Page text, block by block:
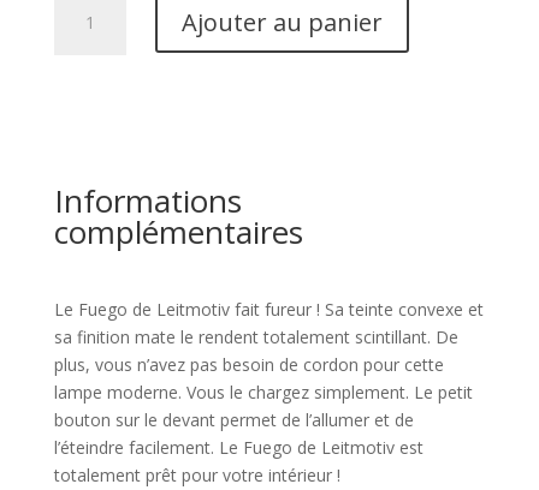
Ajouter au panier
Informations
complémentaires
Le Fuego de Leitmotiv fait fureur ! Sa teinte convexe et
sa finition mate le rendent totalement scintillant. De
plus, vous n’avez pas besoin de cordon pour cette
lampe moderne. Vous le chargez simplement. Le petit
bouton sur le devant permet de l’allumer et de
l’éteindre facilement. Le Fuego de Leitmotiv est
totalement prêt pour votre intérieur !